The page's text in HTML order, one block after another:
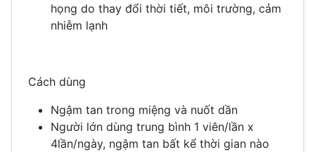
họng do thay đổi thời tiết, môi trường, cảm
nhiễm lạnh
Cách dùng
Ngậm tan trong miệng và nuốt dần
Người lớn dùng trung bình 1 viên/lần x
4lần/ngày, ngậm tan bất kể thời gian nào